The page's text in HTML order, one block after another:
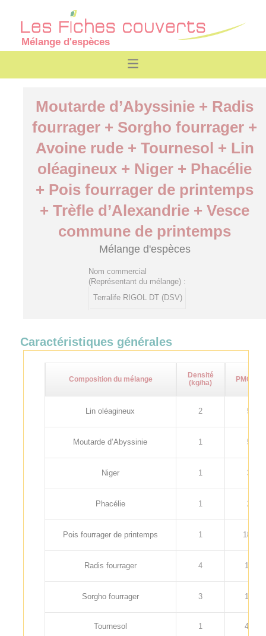
Mélange d'espèces
Moutarde d’Abyssinie + Radis
fourrager + Sorgho fourrager +
Avoine rude + Tournesol + Lin
oléagineux + Niger + Phacélie
+ Pois fourrager de printemps
+ Trèfle d’Alexandrie + Vesce
commune de printemps
Mélange d'espèces
Nom commercial
(Représentant du mélange) :
Terralife RIGOL DT (DSV)
Caractéristiques générales
Composition du mélange
Densité
(kg/ha)
PMG (g)
Lin oléagineux 2 5
Moutarde d’Abyssinie 1 5
Niger 1 3
Phacélie 1 2
Pois fourrager de printemps 1 180
Radis fourrager 4 12
Sorgho fourrager 3 12
Tournesol 1 47